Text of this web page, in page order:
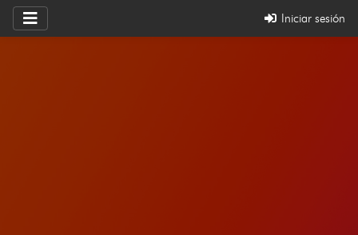
Iniciar sesión